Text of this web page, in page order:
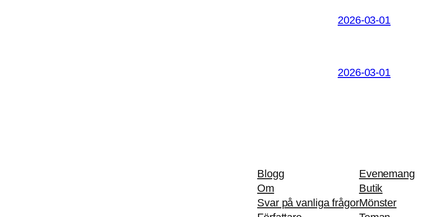
2026-03-01
2026-03-01
Blogg
Om
Svar på vanliga frågor
Evenemang
Butik
Mönster